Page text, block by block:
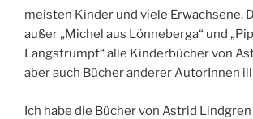
meisten Kinder und viele Erwachsene.
außer „Michel aus Lönneberga“ und
Langstrumpf“ alle Kinderbücher von
aber auch Bücher anderer AutorInnen
Ich habe die Bücher von Astrid